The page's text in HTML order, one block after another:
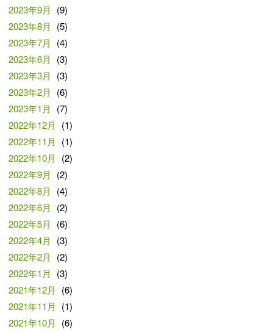
2023年9月
(9)
2023年8月
(5)
2023年7月
(4)
2023年6月
(3)
2023年3月
(3)
2023年2月
(6)
2023年1月
(7)
2022年12月
(1)
2022年11月
(1)
2022年10月
(2)
2022年9月
(2)
2022年8月
(4)
2022年6月
(2)
2022年5月
(6)
2022年4月
(3)
2022年2月
(2)
2022年1月
(3)
2021年12月
(6)
2021年11月
(1)
2021年10月
(6)